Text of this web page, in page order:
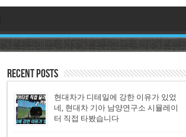
Recent Posts
현대차가 디테일에 강한 이유가 있었
네, 현대차 기아 남양연구소 시뮬레이
터 직접 타봤습니다